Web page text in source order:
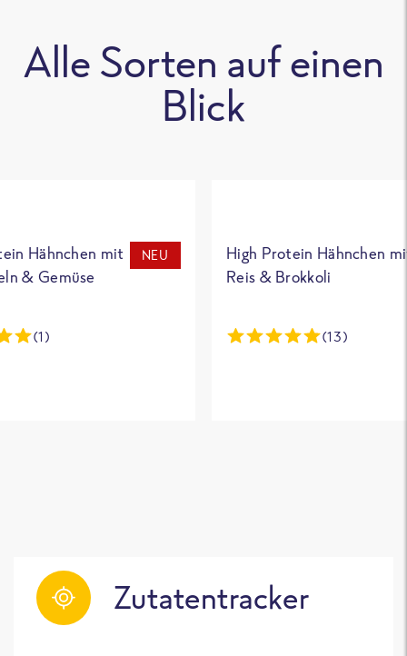
Alle Sorten auf einen
Blick
Hähnchen mit
& Gemüse
NEU
(1)
High Protein Hähnchen
Reis & Brokkoli
(13)
Zutatentracker